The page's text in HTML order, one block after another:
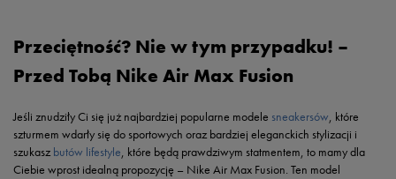
Przeciętność? Nie w tym przypadku! –
Przed Tobą Nike Air Max Fusion
Jeśli znudziły Ci się już najbardziej popularne modele sneakersów, które
szturmem wdarły się do sportowych oraz bardziej eleganckich stylizacji i
szukasz butów lifestyle, które będą prawdziwym statmentem, to mamy dla
Ciebie wprost idealną propozycję – Nike Air Max Fusion. Ten model